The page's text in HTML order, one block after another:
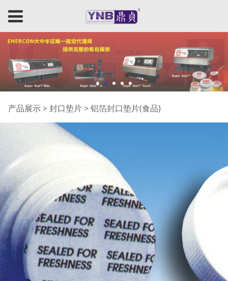
铝箔封口垫片(食品)
产品展示> 封口垫片> 铝箔封口垫片(食品)